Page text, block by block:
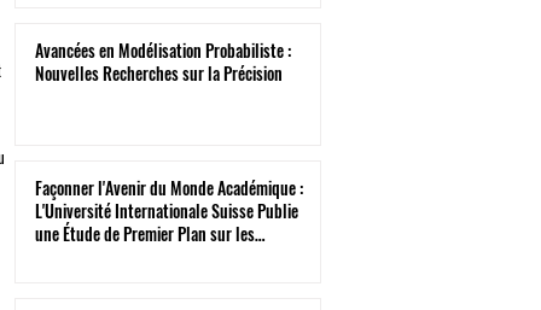
Avancées en Modélisation Probabiliste :
Nouvelles Recherches sur la Précision
Façonner l'Avenir du Monde Académique :
L'Université Internationale Suisse Publie
une Étude de Premier Plan sur les